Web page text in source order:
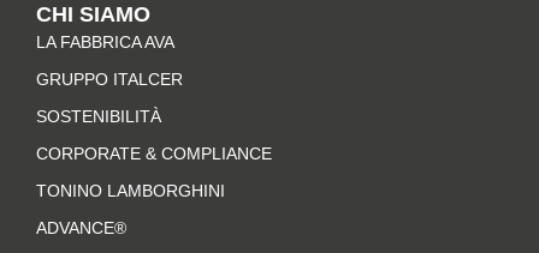
a
g
r
a
m
b
o
o
k
-
f
r
e
t
CHI SIAMO
LA FABBRICA AVA
GRUPPO ITALCER
SOSTENIBILITÀ
CORPORATE & COMPLIANCE
TONINO LAMBORGHINI
ADVANCE®